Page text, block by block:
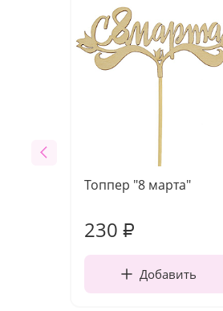
Топпер "8 марта"
230 ₽
Добавить